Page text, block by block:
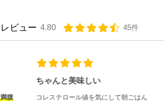
レビュー 4.80 45件
ちゃんと美味しい
コレステロール値を気にして朝ごはん
手
忙し